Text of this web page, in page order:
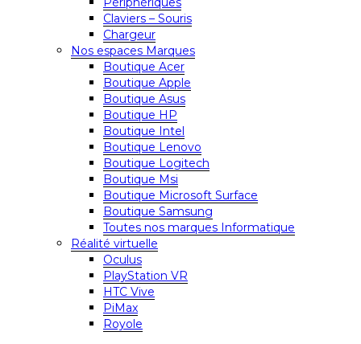
Claviers – Souris
Chargeur
Nos espaces Marques
Boutique Acer
Boutique Apple
Boutique Asus
Boutique HP
Boutique Intel
Boutique Lenovo
Boutique Logitech
Boutique Msi
Boutique Microsoft Surface
Boutique Samsung
Toutes nos marques Informatique
Réalité virtuelle
Oculus
PlayStation VR
HTC Vive
PiMax
Royole